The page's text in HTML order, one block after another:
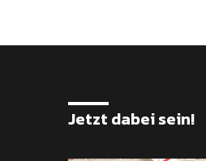
Jetzt dabei sein!